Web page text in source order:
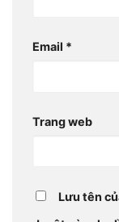
Email *
Trang web
Lưu tên